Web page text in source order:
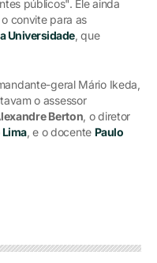
públicos". Ele ainda
convite para as
Universidade, que
geral Mário Ikeda,
o assessor
Berton, o diretor
, e o docente Paulo